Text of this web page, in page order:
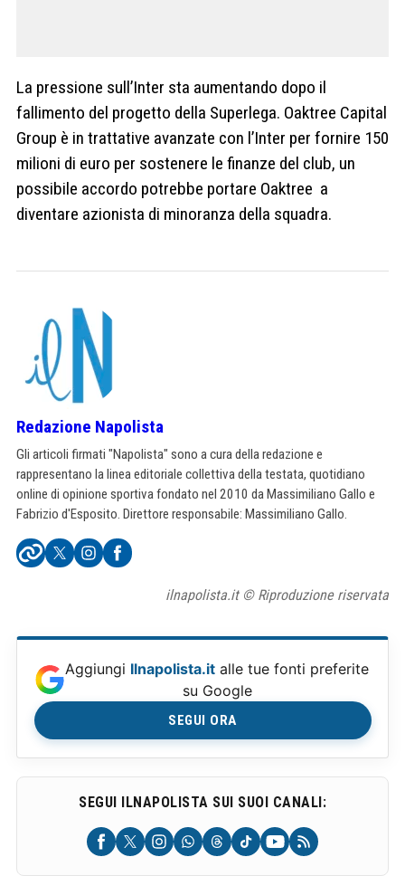
La pressione sull’Inter sta aumentando dopo il
fallimento del progetto della Superlega. Oaktree Capital
Group è in trattative avanzate con l’Inter per fornire 150
milioni di euro per sostenere le finanze del club, un
possibile accordo potrebbe portare Oaktree a
diventare azionista di minoranza della squadra.
Redazione Napolista
Gli articoli firmati "Napolista" sono a cura della redazione e
rappresentano la linea editoriale collettiva della testata, quotidiano
online di opinione sportiva fondato nel 2010 da Massimiliano Gallo e
Fabrizio d'Esposito. Direttore responsabile: Massimiliano Gallo.
ilnapolista.it © Riproduzione riservata
Aggiungi Ilnapolista.it alle tue fonti preferite
su Google
SEGUI ORA
SEGUI ILNAPOLISTA SUI SUOI CANALI: